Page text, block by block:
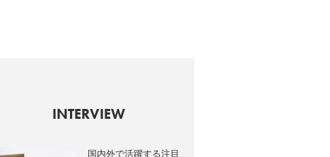
INTERVIEW
国内外で活躍する注目